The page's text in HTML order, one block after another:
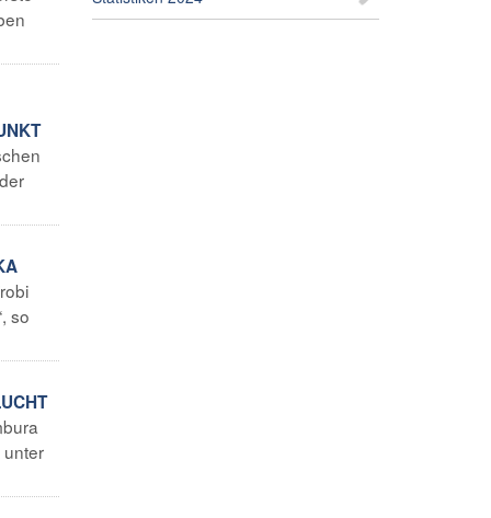
so
unter